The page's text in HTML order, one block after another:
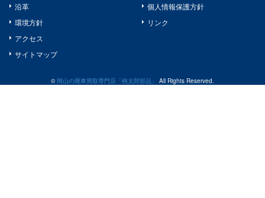
沿革
環境方針
アクセス
サイトマップ
個人情報保護方針
リンク
© 岡山の廃車買取専門店「桃太郎部品」 All Rights Reserved.